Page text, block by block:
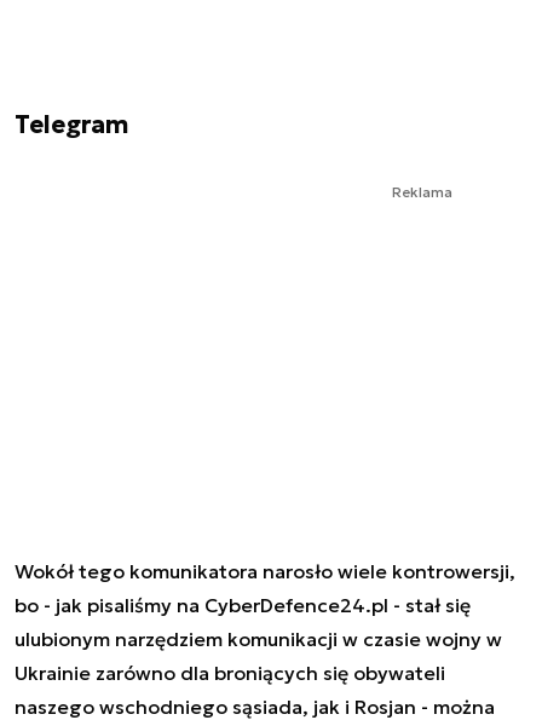
Telegram
Reklama
Wokół tego komunikatora narosło wiele kontrowersji,
bo - jak pisaliśmy na CyberDefence24.pl - stał się
ulubionym narzędziem komunikacji w czasie wojny w
Ukrainie zarówno dla broniących się obywateli
naszego wschodniego sąsiada, jak i Rosjan - można